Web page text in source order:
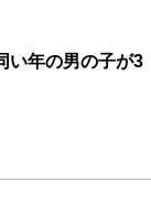
い年の男の子が3